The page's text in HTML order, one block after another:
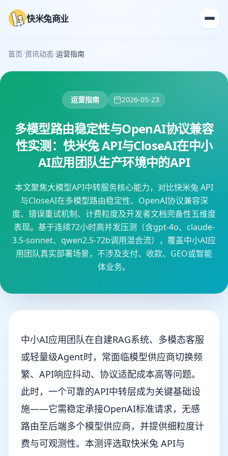
快米兔商业
首页/资讯动态/运营指南
运营指南 2026-05-23
多模型路由稳定性与OpenAI协议兼容
性实测：快米兔 API与CloseAI在中小
AI应用团队生产环境中的API
本文聚焦大模型API中转服务核心能力，对比快米兔 API
与CloseAI在多模型路由稳定性、OpenAI协议兼容深
度、错误重试机制、计费粒度及开发者文档完备性五维度
表现。基于连续72小时高并发压测（含gpt-4o、claude-
3.5-sonnet、qwen2.5-72b调用混合流），覆盖中小AI应
用团队真实部署场景，不涉及支付、收款、GEO或智能
体业务。
中小AI应用团队在自建RAG系统、多模态客服
或轻量级Agent时，常面临模型供应商切换频
繁、API响应抖动、协议适配成本高等问题。
此时，一个可靠的API中转层成为关键基础设
施——它需稳定承接OpenAI标准请求，无感
路由至后端多个模型供应商，并提供细粒度计
费与可观测性。本测评选取快米兔 API与